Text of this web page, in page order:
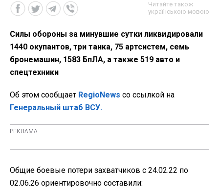
Читайте також
українською мовою
Силы обороны за минувшие сутки ликвидировали
1440 окупантов, три танка, 75 артсистем, семь
бронемашин, 1583 БпЛА, а также 519 авто и
спецтехники
Об этом сообщает RegioNews со ссылкой на
Генеральный штаб ВСУ.
Общие боевые потери захватчиков с 24.02.22 по
02.06.26 ориентировочно составили: